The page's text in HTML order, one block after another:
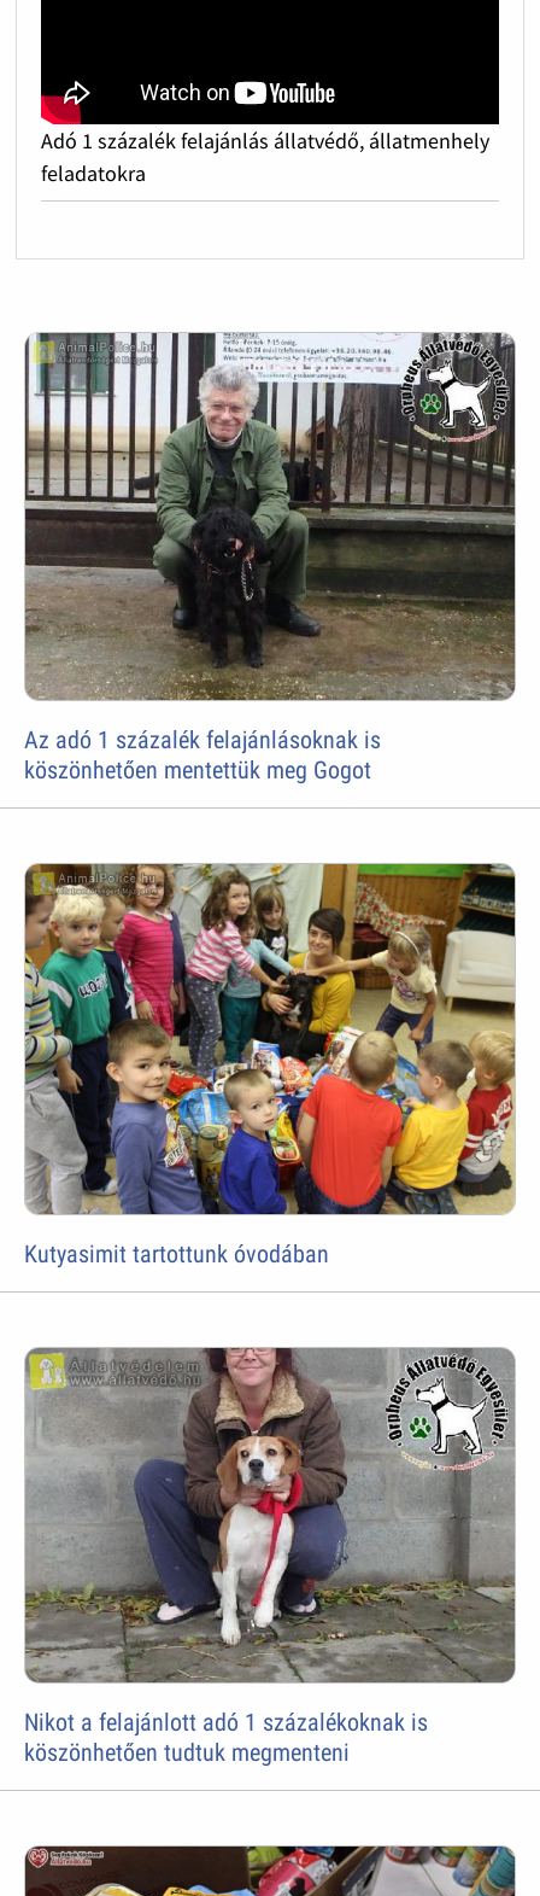
Adó 1 százalék felajánlás állatvédő, állatmenhely
feladatokra
Az adó 1 százalék felajánlásoknak is
köszönhetően mentettük meg Gogot
Kutyasimit tartottunk óvodában
Nikot a felajánlott adó 1 százalékoknak is
köszönhetően tudtuk megmenteni